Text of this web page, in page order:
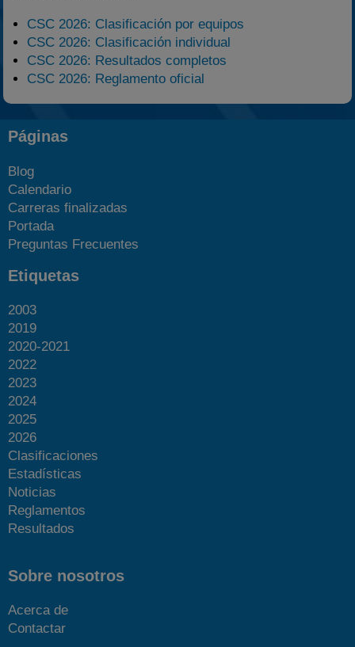
CSC 2026: Clasificación por equipos
CSC 2026: Clasificación individual
CSC 2026: Resultados completos
CSC 2026: Reglamento oficial
Páginas
Blog
Calendario
Carreras finalizadas
Portada
Preguntas Frecuentes
Etiquetas
2003
2019
2020-2021
2022
2023
2024
2025
2026
Clasificaciones
Estadísticas
Noticias
Reglamentos
Resultados
Sobre nosotros
Acerca de
Contactar